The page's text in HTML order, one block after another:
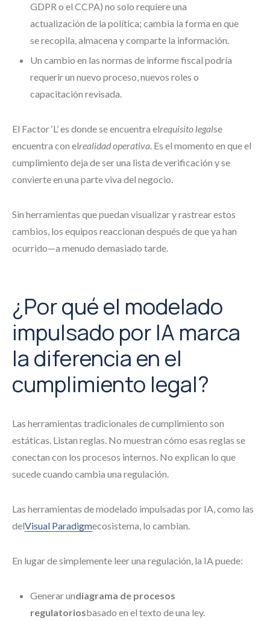
GDPR o el CCPA) no solo requiere una
actualización de la política; cambia la forma en que
se recopila, almacena y comparte la información.
Un cambio en las normas de informe fiscal podría
requerir un nuevo proceso, nuevos roles o
capacitación revisada.
El Factor ‘L’ es donde se encuentra elrequisito legalse
encuentra con elrealidad operativa. Es el momento en que el
cumplimiento deja de ser una lista de verificación y se
convierte en una parte viva del negocio.
Sin herramientas que puedan visualizar y rastrear estos
cambios, los equipos reaccionan después de que ya han
ocurrido—a menudo demasiado tarde.
¿Por qué el modelado
impulsado por IA marca
la diferencia en el
cumplimiento legal?
Las herramientas tradicionales de cumplimiento son
estáticas. Listan reglas. No muestran cómo esas reglas se
conectan con los procesos internos. No explican lo que
sucede cuando cambia una regulación.
Las herramientas de modelado impulsadas por IA, como las
delVisual Paradigmecosistema, lo cambian.
En lugar de simplemente leer una regulación, la IA puede:
Generar undiagrama de procesos
regulatoriosbasado en el texto de una ley.